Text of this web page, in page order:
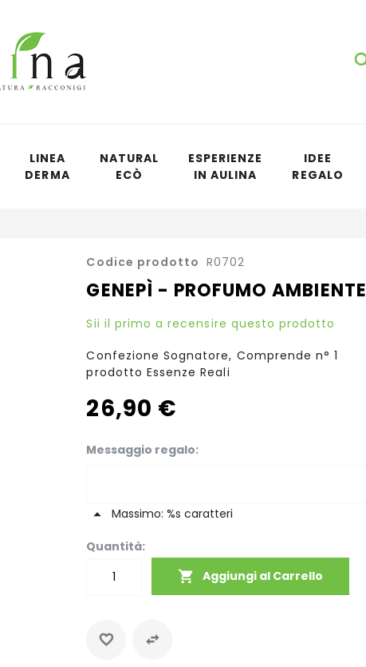
LINEA
DERMA
NATURAL
ECÒ
ESPERIENZE
IN AULINA
IDEE
REGALO
Codice prodotto R0702
GENEPÌ - PROFUMO AMBIENTE
Sii il primo a recensire questo prodotto
Confezione Sognatore, Comprende n° 1
prodotto Essenze Reali
26,90 €
Messaggio regalo
Massimo: %s caratteri
Quantità:
Aggiungi al Carrello
della